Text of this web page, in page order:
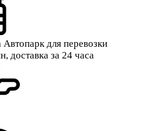
Автопарк для перевозки
доставка за 24 часа